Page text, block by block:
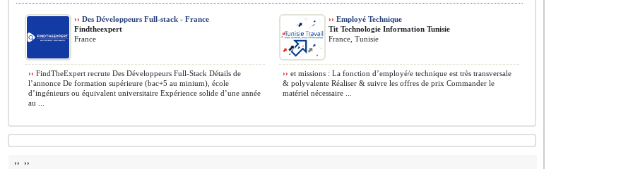
›› Des Développeurs Full-stack - France
Findtheexpert
France
›› FindTheExpert recrute Des Développeurs Full-Stack Détails de
l’annonce De formation supérieure (bac+5 au minium), école
d’ingénieurs ou équivalent universitaire Expérience solide d’une année
au ...
›› Employé Technique
Tit Technologie Information Tunisie
France, Tunisie
›› et missions : La fonction d’employé/e technique est très transversale
& polyvalente Réaliser & suivre les offres de prix Commander le
matériel nécessaire ...
›› ››